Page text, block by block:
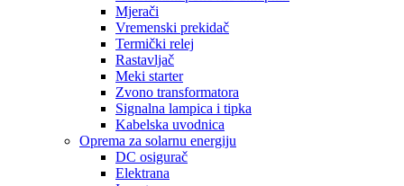
Mjerači
Vremenski prekidač
Termički relej
Rastavljač
Meki starter
Zvono transformatora
Signalna lampica i tipka
Kabelska uvodnica
Oprema za solarnu energiju
DC osigurač
Elektrana